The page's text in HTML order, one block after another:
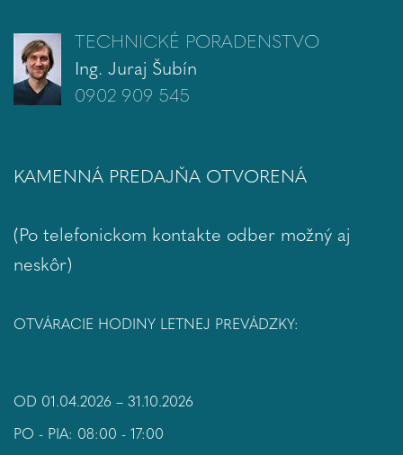
TECHNICKÉ PORADENSTVO
Ing. Juraj Šubín
0902 909 545
KAMENNÁ PREDAJŇA OTVORENÁ
(Po telefonickom kontakte odber možný aj
neskôr)
OTVÁRACIE HODINY LETNEJ PREVÁDZKY:
OD 01.04.2026 – 31.10.2026
PO - PIA: 08:00 - 17:00